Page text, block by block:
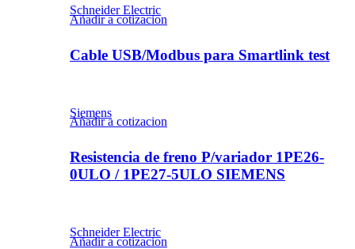
Schneider Electric
Añadir a cotizacion
Cable USB/Modbus para Smartlink test
Siemens
Añadir a cotizacion
Resistencia de freno P/variador 1PE26-
0ULO / 1PE27-5ULO SIEMENS
Schneider Electric
Añadir a cotizacion